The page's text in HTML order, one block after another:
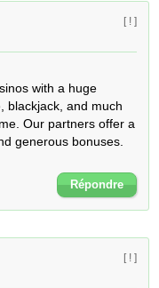
[ ! ]
with a huge
blackjack, and much
Our partners offer a
generous bonuses.
Répondre
[ ! ]